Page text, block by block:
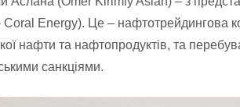
Coral Energy). Це – нафтотрейдингова
нафти та нафтопродуктів, та
санкціями.